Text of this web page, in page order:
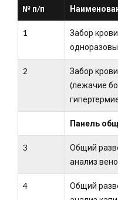
№ п/п
1
Забор крови
2
Забор
(лежачие
Панель
3
Общий
анализ
4
Общий